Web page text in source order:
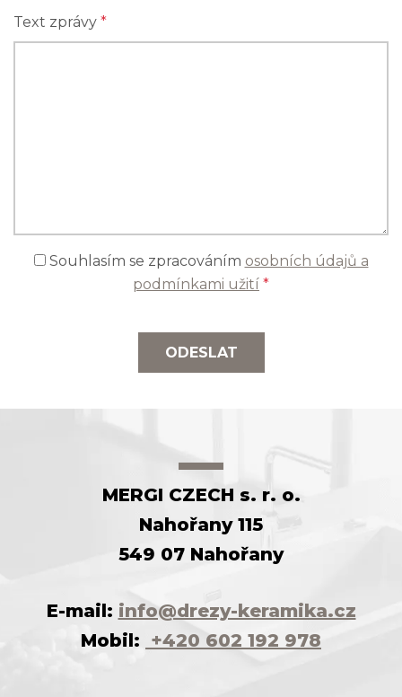
Text zprávy *
Souhlasím se zpracováním osobních údajů a
podmínkami užití *
ODESLAT
MERGI CZECH s. r. o.
Nahořany 115
549 07 Nahořany
E-mail: info@drezy-keramika.cz
Mobil: +420 602 192 978